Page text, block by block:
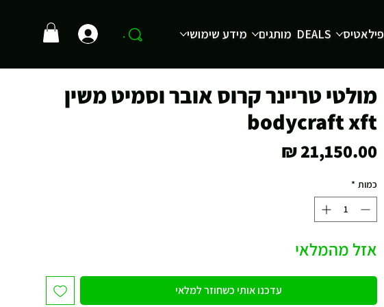
פילאטיס DEALS מותגים מידע שימושי .
מולטי טריינר קרוס אובר וסמיט משין
bodycraft xft
מחיר
כמות *
אזל מהמלאי
עדכנו אותי כשחוזר למלאי